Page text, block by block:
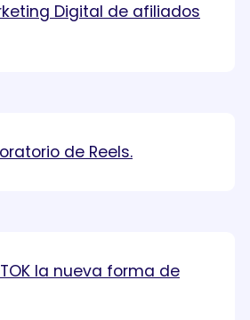
Digital de afiliados
de Reels.
la nueva forma de